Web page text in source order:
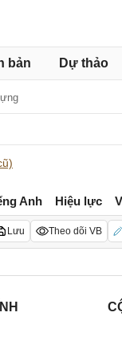
bản Dự thảo
Anh Hiệu lực
Lưu Theo dõi VB